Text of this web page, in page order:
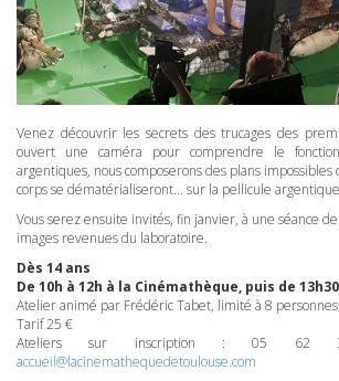
Venez découvrir les secrets des trucages des
ouvert une caméra pour comprendre le
argentiques, nous composerons des plans
corps se dématérialiseront… sur la pellicule
Vous serez ensuite invités, fin janvier, à une séance
images revenues du laboratoire.
Dès 14 ans
De 10h à 12h à la Cinémathèque, puis de 13h30
Atelier animé par Frédéric Tabet, limité à 8 personnes
Tarif 25 €
Ateliers sur inscription : 05
accueil@lacinemathequedetoulouse.com